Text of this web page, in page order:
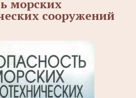
морских
сооружений